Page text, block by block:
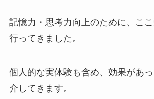
記憶力・思考力向上のために、こ
行ってきました。
個人的な実体験も含め、効果があ
介してきます。